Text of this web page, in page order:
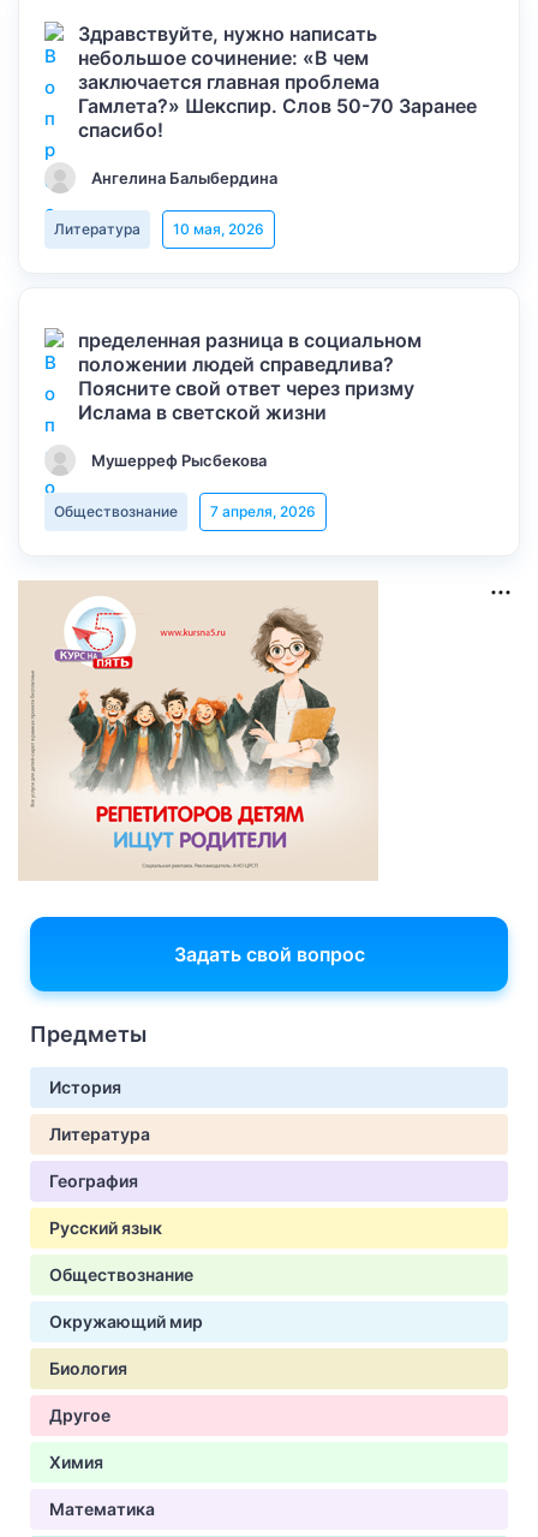
Здравствуйте, нужно написать
небольшое сочинение: «В чем
заключается главная проблема
Гамлета?» Шекспир. Слов 50-70 Заранее
спасибо!
Ангелина Балыбердина
Литература 10 мая, 2026
пределенная разница в социальном
положении людей справедлива?
Поясните свой ответ через призму
Ислама в светской жизни
Мушерреф Рысбекова
Обществознание 7 апреля, 2026
Задать свой вопрос
Предметы
История
Литература
География
Русский язык
Обществознание
Окружающий мир
Биология
Другое
Химия
Математика